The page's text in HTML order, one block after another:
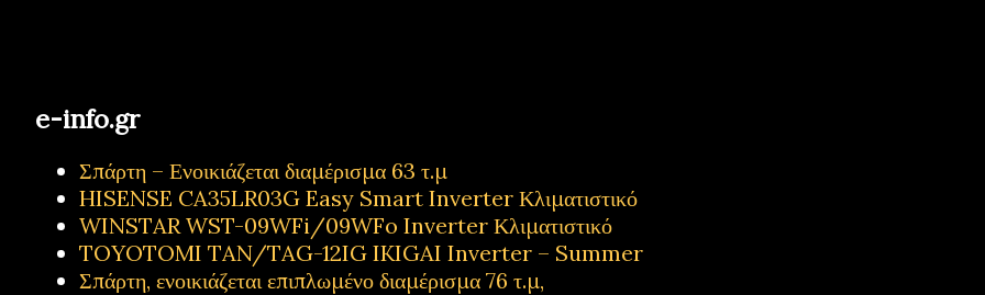
e-info.gr
Σπάρτη – Ενοικιάζεται διαμέρισμα 63 τ.μ
HISENSE CA35LR03G Easy Smart Inverter Κλιματιστικό
WINSTAR WST-09WFi/09WFo Inverter Κλιματιστικό
TOYOTOMI TAN/TAG-12IG IKIGAI Inverter – Summer
Σπάρτη, ενοικιάζεται επιπλωμένο διαμέρισμα 76 τ.μ,